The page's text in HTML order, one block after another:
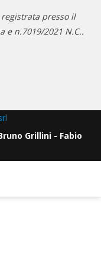
presso il
e n.7019/2021 N.C..
Grillini - Fabio